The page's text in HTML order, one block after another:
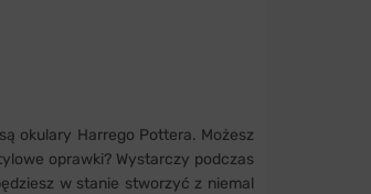
okulary Harrego Pottera. Możesz
oprawki? Wystarczy podczas
w stanie stworzyć z niemal